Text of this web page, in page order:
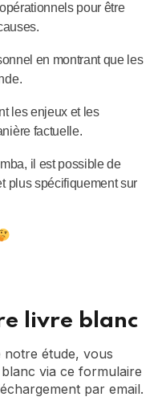
pour être
en montrant que les
les enjeux et les
factuelle.
il est possible de
plus spécifiquement sur
livre blanc
notre étude, vous
via ce formulaire
par email.